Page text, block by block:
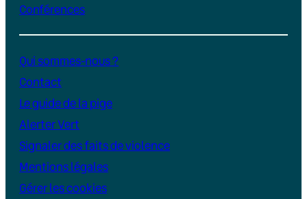
Conférences
Qui sommes-nous ?
Contact
Le guide de la pige
Alerter Vert
Signaler des faits de violence
Mentions légales
Gérer les cookies